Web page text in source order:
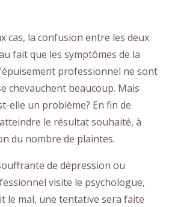
cas, la confusion entre les deux
fait que les symptômes de la
professionnel ne sont
chevauchent beaucoup. Mais
elle un problème? En fin de
le résultat souhaité, à
du nombre de plaintes.
de dépression ou
visite le psychologue,
le mal, une tentative sera faite